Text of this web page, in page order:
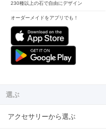
230種以上の石で自由にデザイン
オーダーメイドをアプリでも！
選ぶ
アクセサリーから選ぶ